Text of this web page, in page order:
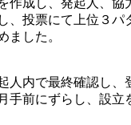
、発起人、協力
にて上位３パタ
した。
内で最終確認し、
ずらし、設立を